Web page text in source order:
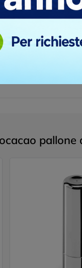
tua opinione.